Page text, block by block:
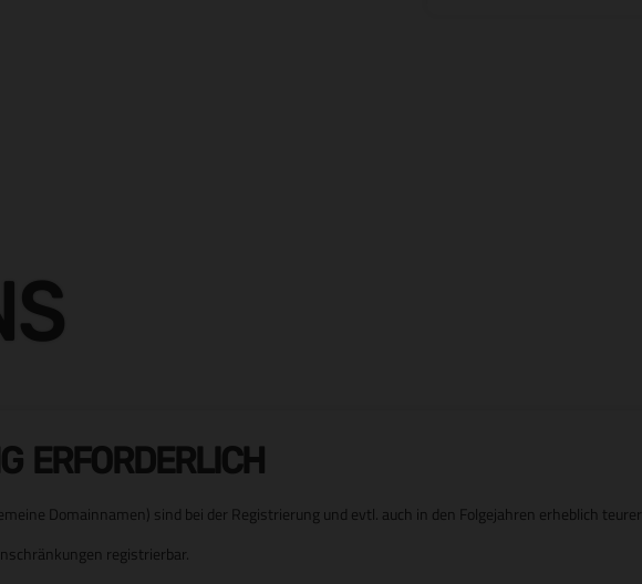
ERFORDERLICH
Domainnamen) sind bei der Registrierung und evtl. auch in den Folgejahren erheblich teurer
registrierbar.